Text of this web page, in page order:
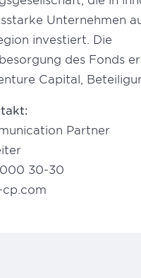
Unternehmen
investiert. Die
des Fonds
Capital,
Partner
30-30
cp.com